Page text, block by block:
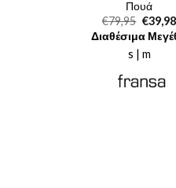
Πουά
€79,95 Original
price
was:
€79,95.
€39,98Η
Διαθέσιμα
s | m